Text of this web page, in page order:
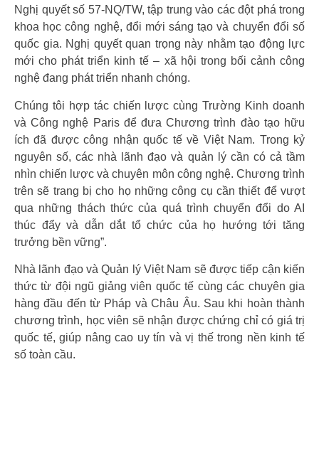
Nghị quyết số 57-NQ/TW, tập trung vào các đột phá trong
khoa học công nghệ, đổi mới sáng tạo và chuyển đổi số
quốc gia. Nghị quyết quan trọng này nhằm tạo động lực
mới cho phát triển kinh tế – xã hội trong bối cảnh công
nghệ đang phát triển nhanh chóng.
Chúng tôi hợp tác chiến lược cùng Trường Kinh doanh
và Công nghệ Paris để đưa Chương trình đào tạo hữu
ích đã được công nhận quốc tế về Việt Nam. Trong kỷ
nguyên số, các nhà lãnh đạo và quản lý cần có cả tầm
nhìn chiến lược và chuyên môn công nghệ. Chương trình
trên sẽ trang bị cho họ những công cụ cần thiết để vượt
qua những thách thức của quá trình chuyển đổi do AI
thúc đẩy và dẫn dắt tổ chức của họ hướng tới tăng
trưởng bền vững”.
Nhà lãnh đạo và Quản lý Việt Nam sẽ được tiếp cận kiến
thức từ đội ngũ giảng viên quốc tế cùng các chuyên gia
hàng đầu đến từ Pháp và Châu Âu. Sau khi hoàn thành
chương trình, học viên sẽ nhận được chứng chỉ có giá trị
quốc tế, giúp nâng cao uy tín và vị thế trong nền kinh tế
số toàn cầu.